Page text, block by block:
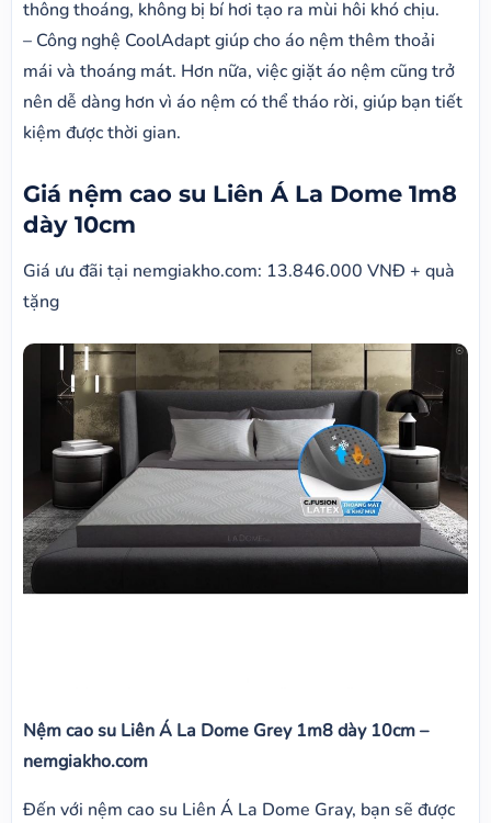
thông thoáng, không bị bí hơi tạo ra mùi hôi khó chịu.
– Công nghệ CoolAdapt giúp cho áo nệm thêm thoải
mái và thoáng mát. Hơn nữa, việc giặt áo nệm cũng trở
nên dễ dàng hơn vì áo nệm có thể tháo rời, giúp bạn tiết
kiệm được thời gian.
Giá nệm cao su Liên Á La Dome 1m8
dày 10cm
Giá ưu đãi tại nemgiakho.com: 13.846.000 VNĐ + quà
tặng
Nệm cao su Liên Á La Dome Grey 1m8 dày 10cm –
nemgiakho.com
Đến với nệm cao su Liên Á La Dome Gray, bạn sẽ được